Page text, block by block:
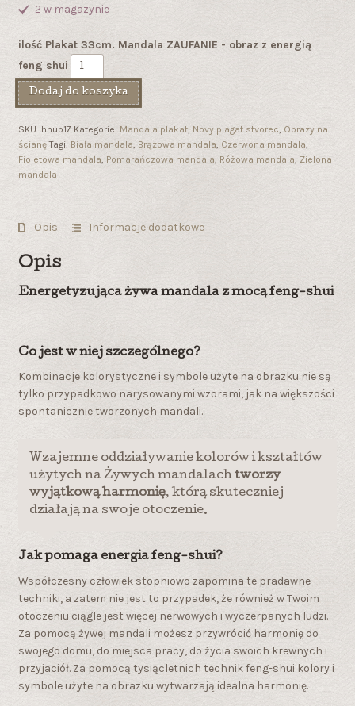
2 w magazynie
ilość Plakat 33cm. Mandala ZAUFANIE - obraz z energią
feng shui
Dodaj do koszyka
SKU: hhup17 Kategorie: Mandala plakat, Novy plagat stvorec, Obrazy na
ścianę Tagi: Biała mandala, Brązowa mandala, Czerwona mandala,
Fioletowa mandala, Pomarańczowa mandala, Różowa mandala, Zielona
mandala
Opis Informacje dodatkowe
Opis
Energetyzująca żywa mandala z mocą feng-shui
Co jest w niej szczególnego?
Kombinacje kolorystyczne i symbole użyte na obrazku nie są
tylko przypadkowo narysowanymi wzorami, jak na większości
spontanicznie tworzonych mandali.
Wzajemne oddziaływanie kolorów i kształtów
użytych na Żywych mandalachtworzy
wyjątkową harmonię, którą skuteczniej
działają na swoje otoczenie.
Jak pomaga energia feng-shui?
Współczesny człowiek stopniowo zapomina te pradawne
techniki, a zatem nie jest to przypadek, że również w Twoim
otoczeniu ciągle jest więcej nerwowych i wyczerpanych ludzi.
Za pomocą żywej mandali możesz przywrócić harmonię do
swojego domu, do miejsca pracy, do życia swoich krewnych i
przyjaciół. Za pomocą tysiącletnich technik feng-shui kolory i
symbole użyte na obrazku wytwarzają idealna harmonię.